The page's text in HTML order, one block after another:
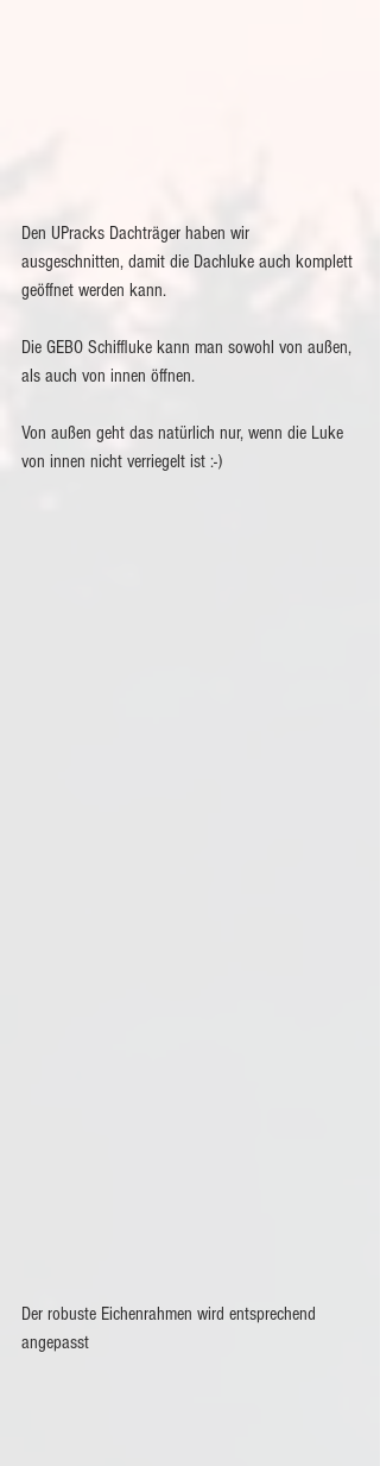
Den UPracks Dachträger haben wir
ausgeschnitten, damit die Dachluke auch komplett
geöffnet werden kann.
Die GEBO Schiffluke kann man sowohl von außen,
als auch von innen öffnen.
Von außen geht das natürlich nur, wenn die Luke
von innen nicht verriegelt ist :-)
Der robuste Eichenrahmen wird entsprechend
angepasst